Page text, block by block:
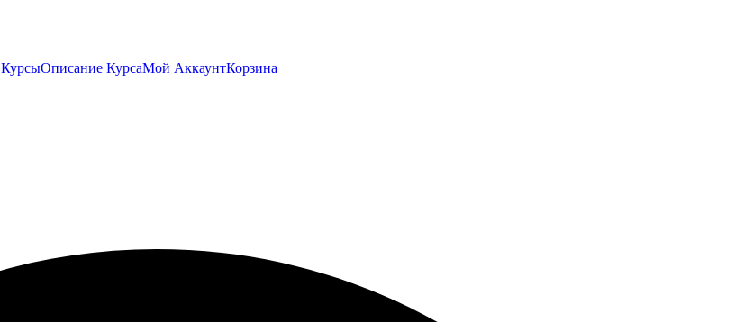
КурсыОписание КурсаМой АккаунтКорзина